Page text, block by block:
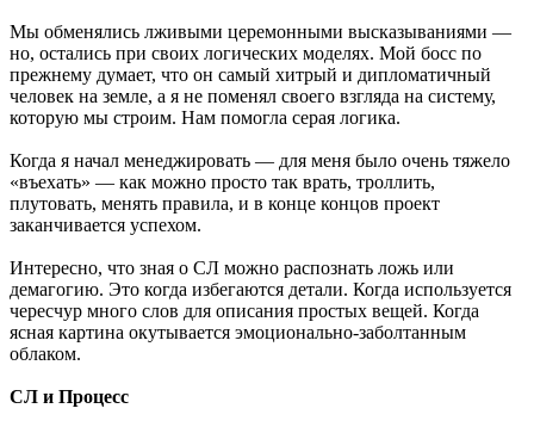
Мы обменялись лживыми церемонными высказываниями —
но, остались при своих логических моделях. Мой босс по
прежнему думает, что он самый хитрый и дипломатичный
человек на земле, а я не поменял своего взгляда на систему,
которую мы строим. Нам помогла серая логика.
Когда я начал менеджировать — для меня было очень тяжело
«въехать» — как можно просто так врать, троллить,
плутовать, менять правила, и в конце концов проект
заканчивается успехом.
Интересно, что зная о СЛ можно распознать ложь или
демагогию. Это когда избегаются детали. Когда используется
чересчур много слов для описания простых вещей. Когда
ясная картина окутывается эмоционально-заболтанным
облаком.
СЛ и Процесс